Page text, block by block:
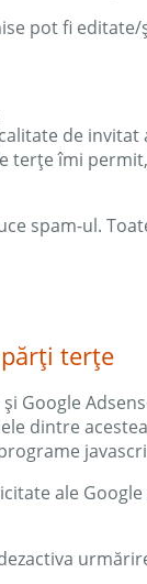
pot fi
de
terțe îmi
spam-ul.
terțe
Google
dintre
ale Google